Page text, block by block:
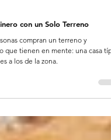
con un Solo Terreno
compran un terreno y
a los de la zona.